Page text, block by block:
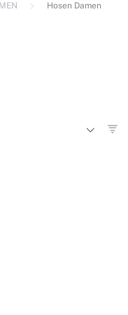
Hosen Damen